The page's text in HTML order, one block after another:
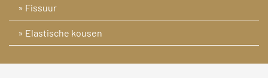
» Fissuur
» Elastische kousen